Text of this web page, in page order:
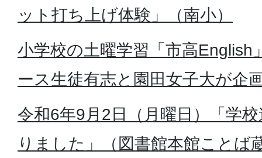
ット打ち上げ体験」（南小）
小学校の土曜学習「市高English
ース生徒有志と園田女子大が企
令和6年9月2日（月曜日）「学
りました」（図書館本館ことば